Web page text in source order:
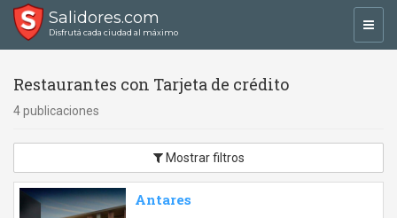
Salidores.com
Disfrutá cada ciudad al máximo
Restaurantes con Tarjeta de crédito
4 publicaciones
Mostrar filtros
Antares